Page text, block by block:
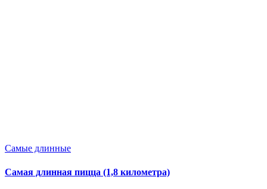
Опубликовано
Самые длинные
Самая длинная пицца (1,8 километра)